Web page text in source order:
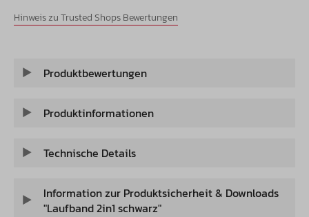
Hinweis zu Trusted Shops Bewertungen
Produktbewertungen
Produktinformationen
Technische Details
Information zur Produktsicherheit & Downloads
"Laufband 2in1 schwarz"